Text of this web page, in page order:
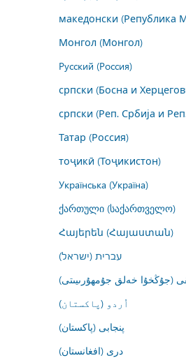
македонски (Република
Монгол (Монгол)
Русский (Россия)
српски (Босна и
српски (Реп. Србија и
Татар (Россия)
тоҷикӣ (Тоҷикистон)
Українська (Україна)
ქართული (საქართველო)
Հայերեն (Հայաստան)
עברית (ישראל)
(جۇڭخۇا خەلق جۇمھۇرىيىتى)
اُردو (پاکستان)
پنجابی (پاکستان)
درى (افغانستان)